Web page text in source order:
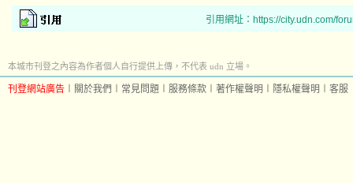
引用網址：https://city.udn.com/
本城市刊登之內容為作者個人自行提供上傳，不代表 udn 立場。
刊登網站廣告 關於我們 常見問題 服務條款 著作權聲明 隱私權聲明 客服